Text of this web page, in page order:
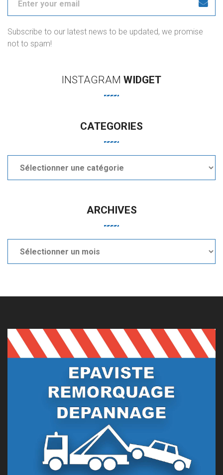
Subscribe to our latest news to be updated, we promise
not to spam!
INSTAGRAM WIDGET
CATEGORIES
ARCHIVES